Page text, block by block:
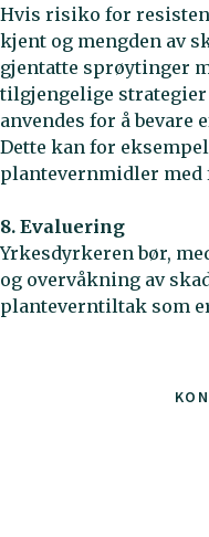
Hvis risiko for
kjent og mengden av
gjentatte sprøytinger
tilgjengelige
anvendes for å
Dette kan for
plantevernmidler
8. Evaluering
Yrkesdyrkeren bør,
og overvåkning av
planteverntiltak som